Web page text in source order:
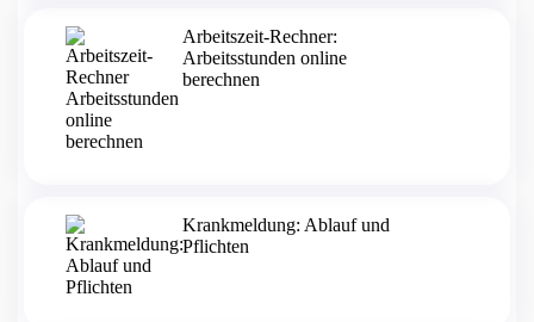
Arbeitszeit-Rechner:
Arbeitsstunden online
berechnen
Krankmeldung: Ablauf und
Pflichten